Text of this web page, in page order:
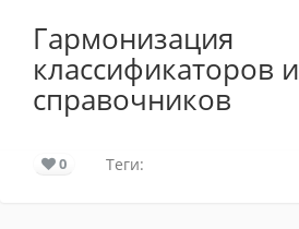
Гармонизация
классификаторов и
справочников
0 Теги: